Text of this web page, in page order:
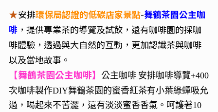
★安排環保局認證的低碳店家景點-舞鶴茶園公主咖
啡，提供專業茶的導覽及試飲，還有咖啡園的採咖
啡體驗，透過與大自然的互動，更加認識茶與咖啡
以及當地故事。
【舞鶴茶園公主咖啡】 公主咖啡 安排咖啡導覽+400
次咖啡製作DIY舞鶴茶園的蜜香紅茶有小葉綠蟬吸允
過，喝起來不苦澀，還有淡淡蜜香香氣。呵護著10